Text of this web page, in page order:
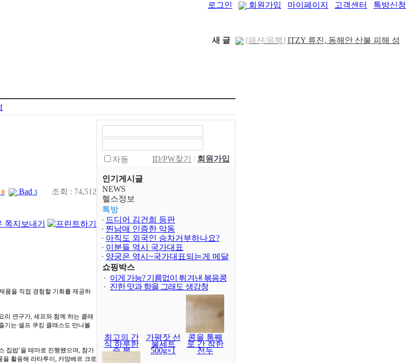
로그인 회원가입 마이페이지 고객센터 톡방신청
새 글 [패션/유행] ITZY 류진, 동해안 산불 피해 성
0 Bad 3 조회 : 74,512
품을 직접 경험할 기회를 제공하
리 연구가, 셰프와 함께 하는 클래
기는 셀프 쿠킹 클래스도 만나볼
집밥’을 테마로 진행됐으며, 참가
활용해 라타투이, 카망베르 크로
자동 ID/PW찾기 | 회원가입
인기게시글
NEWS
헬스정보
톡방
드디어 김건희 등판
찐남매 인증한 악동
아직도 외국인 승차거부하나요?
이분들 역시 국가대표
양궁은 역시~국가대표되는게 메달
보다 어렵..
쇼핑박스
이게 가능? 기름없이 튀겨낸 볶음콩
진한 맛과 향을 그래도 생강청
최고의 간
식 하루한
줌 볶
가평잣 선
물세트
500g×1
콩을 통째
로 간 착한
전두